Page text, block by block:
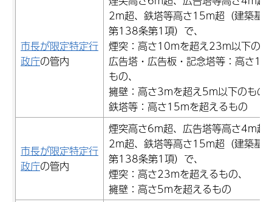
市長が限定特定行
政庁の管内
2m超、鉄塔等高さ15m超（建築基
第138条第1項）で、
煙突：高さ10mを超え23m以下の
広告塔・広告板・記念塔等：高さ
もの、
擁壁：高さ3mを超え5m以下のもの
鉄塔等：高さ15mを超えるもの
市長が限定特定行
政庁の管内
煙突高さ6m超、広告塔等高さ4m超
2m超、鉄塔等高さ15m超（建築基
第138条第1項）で、
煙突：高さ23mを超えるもの、
擁壁：高さ5mを超えるもの